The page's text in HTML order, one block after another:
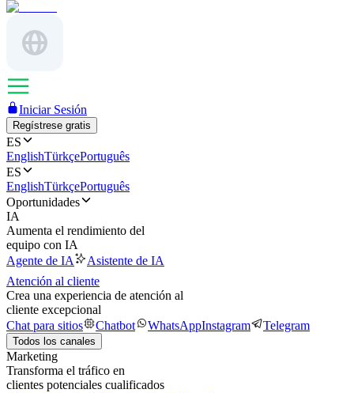
Iniciar Sesión
Regístrese gratis
ES
EnglishTürkçePortuguês
ES
EnglishTürkçePortuguês
Oportunidades
IA
Aumenta el rendimiento del
equipo con IA
Agente de IA
Asistente de IA
Atención al cliente
Crea una experiencia de atención al
cliente excepcional
Chat para sitios
Chatbot WhatsAppInstagram Telegram
Todos los canales
Marketing
Transforma el tráfico en
clientes potenciales cualificados